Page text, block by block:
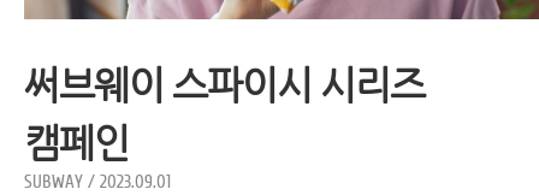
써브웨이 스파이시 시리즈
캠페인
SUBWAY / 2023.09.01